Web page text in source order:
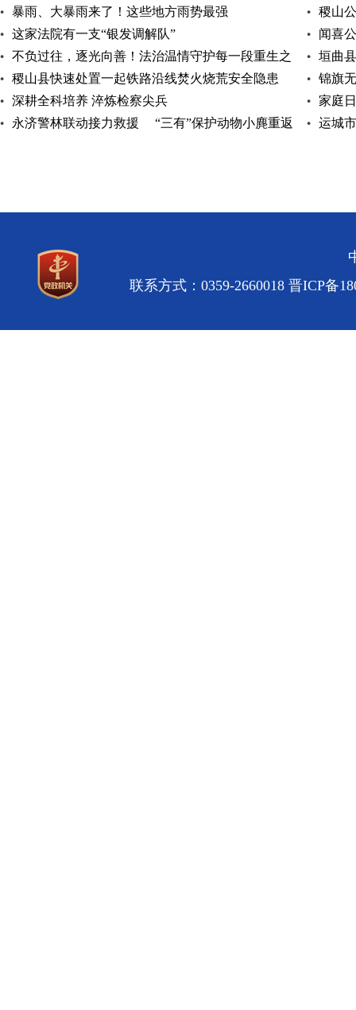
暴雨、大暴雨来了！这些地方雨势最强
稷山
这家法院有一支“银发调解队”
闻喜
不负过往，逐光向善！法治温情守护每一段重生之
路
垣曲
稷山县快速处置一起铁路沿线焚火烧荒安全隐患
锦旗
深耕全科培养 淬炼检察尖兵
家庭
永济警林联动接力救援 “三有”保护动物小麂重返
运城
联系方式：0359-2660018 晋ICP备